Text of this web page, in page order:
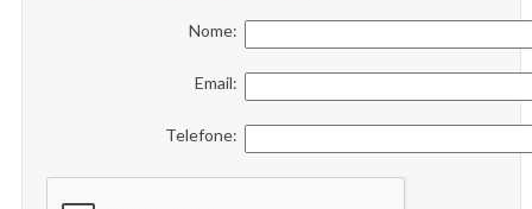
Nome:
Email:
Telefone: